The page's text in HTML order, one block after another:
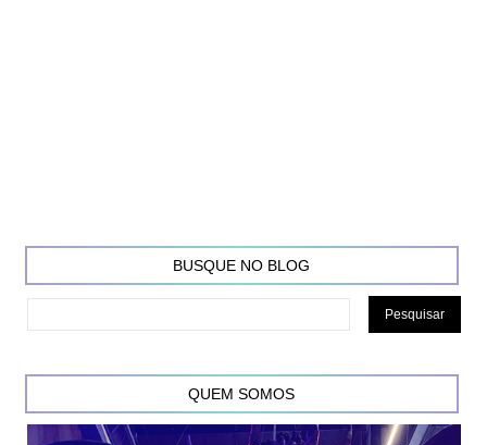
BUSQUE NO BLOG
QUEM SOMOS